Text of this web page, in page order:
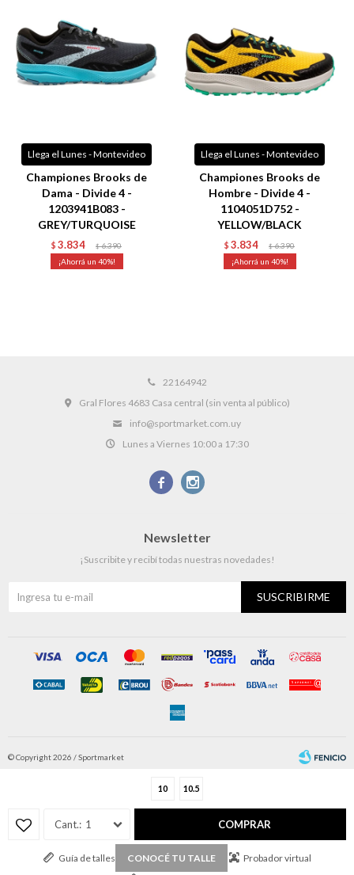
10 10.5
1 COMPRAR
Guía de talles CONOCÉ TU TALLE
Probador virtual
Llega el Lunes - Montevideo
Championes Brooks de
Dama - Divide 4 -
1203941B083 -
GREY/TURQUOISE
$ 3.834 $ 6.390
40
Llega el Lunes - Montevideo
Championes Brooks de
Hombre - Divide 4 -
1104051D752 -
YELLOW/BLACK
$ 3.834 $ 6.390
40
22164942
Gral Flores 4683 Casa central (sin venta al público)
info@sportmarket.com.uy
Lunes a Viernes 10:00 a 17:30
 
Newsletter
¡Suscribite y recibí todas nuestras novedades!
SUSCRIBIRME
© Copyright 2026 / Sportmarket
Fenicio